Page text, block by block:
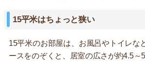
15平米はちょっと狭い
15平米のお部屋は、お風呂やトイレな
ースをのぞくと、居室の広さが約4.5～5